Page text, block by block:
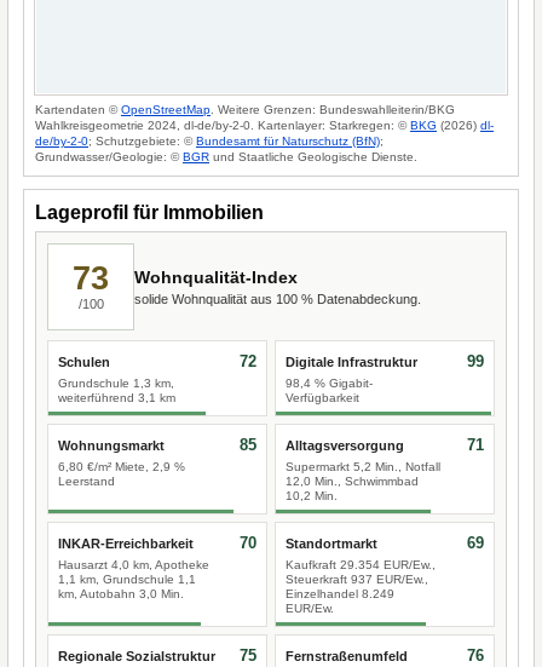
Kartendaten ©OpenStreetMap . Weitere Grenzen: Bundeswahlleiterin/BKG
Wahlkreisgeometrie 2024, dl-de/by-2-0. Kartenlayer: Starkregen: ©BKG (2026) dl-
de/by-2-0; Schutzgebiete: ©Bundesamt für Naturschutz (BfN);
Grundwasser/Geologie: ©BGR und Staatliche Geologische Dienste.
Lageprofil für Immobilien
73
/100
Wohnqualität-Index
solide Wohnqualität aus 100 % Datenabdeckung.
Schulen
Grundschule 1,3 km,
weiterführend 3,1 km
72 Digitale Infrastruktur
98,4 % Gigabit-
Verfügbarkeit
99
Wohnungsmarkt
6,80 €/m² Miete, 2,9 %
Leerstand
85 Alltagsversorgung
Supermarkt 5,2 Min., Notfall
12,0 Min., Schwimmbad
10,2 Min.
71
INKAR-Erreichbarkeit
Hausarzt 4,0 km, Apotheke
1,1 km, Grundschule 1,1
km, Autobahn 3,0 Min.
70 Standortmarkt
Kaufkraft 29.354 EUR/Ew.,
Steuerkraft 937 EUR/Ew.,
Einzelhandel 8.249
EUR/Ew.
69
Regionale Sozialstruktur 75 Fernstraßenumfeld 76